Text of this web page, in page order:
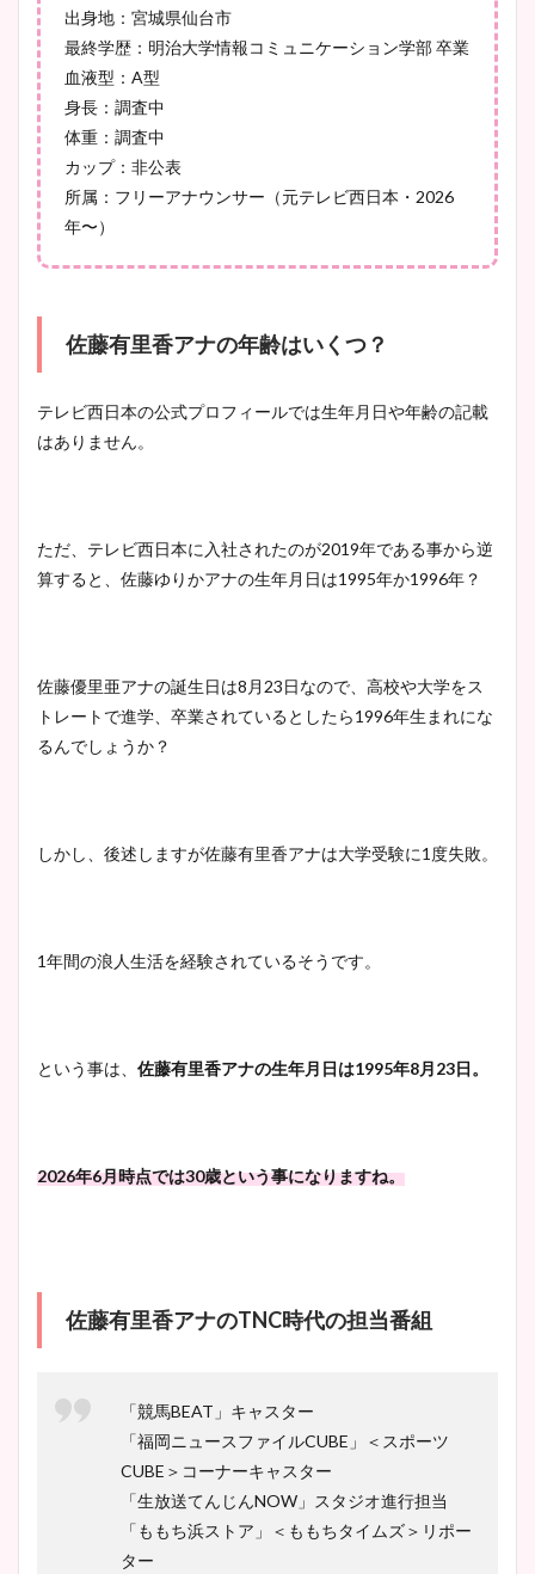
池谷実悠アナのメガネ画像が
かわいい！カップや水着姿も
出身地：宮城県仙台市
最終学歴：明治大学情報コミュニケーション学部 卒業
血液型：A型
身長：調査中
体重：調査中
カップ：非公表
所属：フリーアナウンサー（元テレビ西日本・2026
年〜）
佐藤有里香アナの年齢はいくつ？
テレビ西日本の公式プロフィールでは生年月日や年齢の記載
はありません。
ただ、テレビ西日本に入社されたのが2019年である事から逆
算すると、佐藤ゆりかアナの生年月日は1995年か1996年？
佐藤優里亜アナの誕生日は8月23日なので、高校や大学をス
トレートで進学、卒業されているとしたら1996年生まれにな
るんでしょうか？
しかし、後述しますが佐藤有里香アナは大学受験に1度失敗。
1年間の浪人生活を経験されているそうです。
という事は、 佐藤有里香アナの生年月日は1995年8月23日。
2026年6月時点では30歳という事になりますね。
佐藤有里香アナのTNC時代の担当番組
「競馬BEAT」キャスター
「福岡ニュースファイルCUBE」＜スポーツ
CUBE＞コーナーキャスター
「生放送てんじんNOW」スタジオ進行担当
「ももち浜ストア」＜ももちタイムズ＞リポー
ター